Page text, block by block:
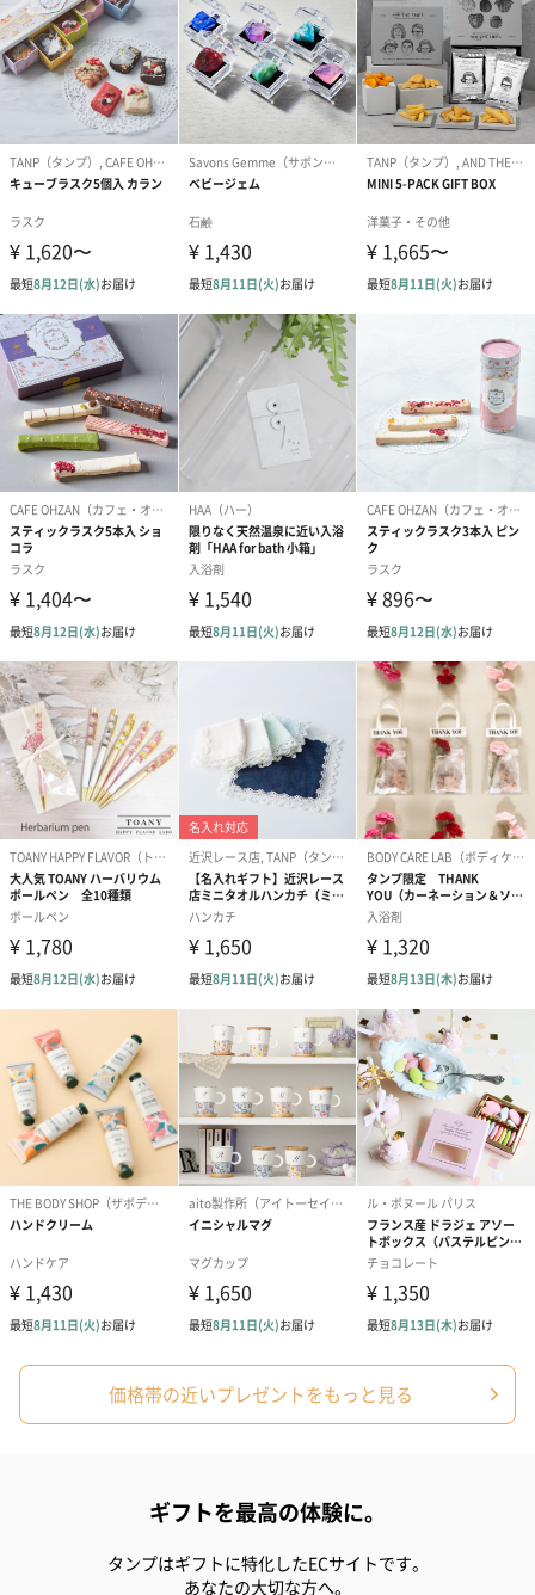
ゼリーバウム カット
（レモン＆紅茶）（432
円）
麦わらパンダバウム
（バナナ味）（540円）
3層デザート
ェ〜国産フル
り〜 3号（864
スキンケアグッズ
スキンケアグッズを同梱してお届けします。
ハンドクリーム3本セッ
ト【ありがとう】
（1,100円）
シャワージェル＆ハン
ドクリーム（ピンクグ
レープフルーツ）
（2,145円）
シャワージェ
円）
リラックスグッズ
リラックスグッズを同梱してお届けします。
かき氷入浴剤4点セット
（ブルー）（748円）
かき氷入浴剤4点セット
（イエロー）（748円）
バスフラワー
【Thank you
円）
ハンドタオル・ハンカチ
ハンドタオル・ハンカチを同梱してお届けいたします。ギフトへ
の＋αにおすすめです。
花束ハンドタオル（ピ
花束ハンドタオル（ブ
花束ハンドタ
キャンドル・お香
価格帯の近いプレゼントをもっと見る
ギフトを最高の体験に。
タンプはギフトに特化したECサイトです。
あなたの大切な方へ。